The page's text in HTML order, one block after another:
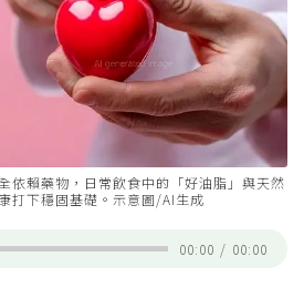
依賴藥物，日常飲食中的「好油脂」與天然
打下穩固基礎。示意圖/AI生成
00:00 / 00:00